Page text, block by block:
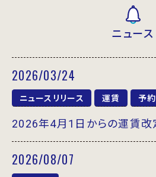
ニュース
2026/03/24
ニュースリリース 運賃 予約
2026年4月1日からの運賃改
2026/08/07